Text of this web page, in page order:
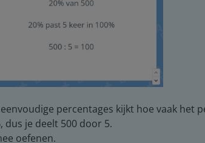
percentages kijkt hoe vaak het
dus je deelt 500 door 5.
oefenen.